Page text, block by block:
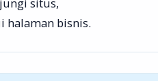
situs,
halaman bisnis.